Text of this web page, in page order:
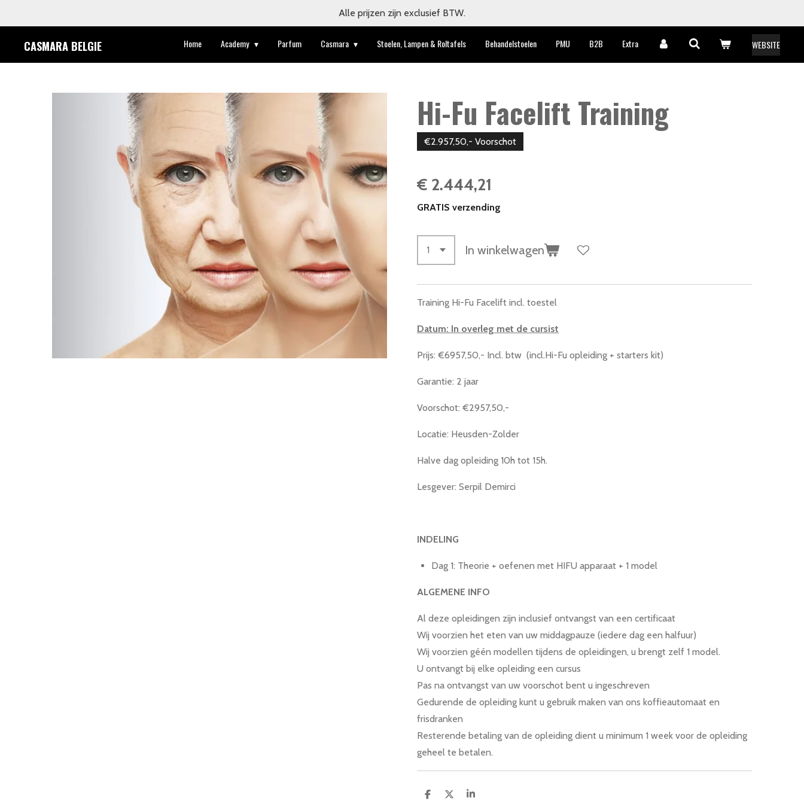
naar
de
Alle prijzen zijn exclusief BTW.
CASMARA BELGIE Home Academy Parfum Casmara Stoelen, Lampen & Roltafels Behandelstoelen PMU B2B Extra WEBSITE
Hi-Fu Facelift Training
€2.957,50,- Voorschot
€ 2.444,21
GRATIS verzending
In winkelwagen
Training Hi-Fu Facelift incl. toestel
Datum: In overleg met de cursist
Prijs: €6957,50,- Incl. btw (incl.Hi-Fu opleiding + starters kit)
Garantie: 2 jaar
Voorschot: €2957,50,-
Locatie: Heusden-Zolder
Halve dag opleiding 10h tot 15h.
Lesgever: Serpil Demirci
INDELING
Dag 1: Theorie + oefenen met HIFU apparaat + 1 model
ALGEMENE INFO
Al deze opleidingen zijn inclusief ontvangst van een certificaat
Wij voorzien het eten van uw middagpauze (iedere dag een halfuur)
Wij voorzien géén modellen tijdens de opleidingen, u brengt zelf 1 model.
U ontvangt bij elke opleiding een cursus
Pas na ontvangst van uw voorschot bent u ingeschreven
Gedurende de opleiding kunt u gebruik maken van ons koffieautomaat en
frisdranken
Resterende betaling van de opleiding dient u minimum 1 week voor de opleiding
geheel te betalen.
D
D
S